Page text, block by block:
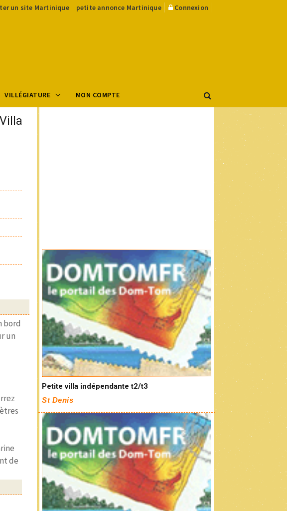
un site Martinique petite annonce Martinique Connexion
VILLÉGIATURE MON COMPTE
bord
un
de
Petite villa indépendante t2/t3
St Denis